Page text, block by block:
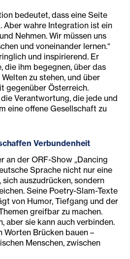
bedeutet, dass eine Seite
Aber wahre Integration ist ein
Nehmen. Wir müssen uns
und voneinander lernen.“
und inspirierend. Er
die ihm begegnen, über das
zu stehen, und über
gegenüber Österreich.
Verantwortung, die jede und
eine offene Gesellschaft zu
Verbundenheit
an der ORF-Show „Dancing
Sprache nicht nur eine
auszudrücken, sondern
Seine Poetry-Slam-Texte
von Humor, Tiefgang und der
greifbar zu machen.
aber sie kann auch verbinden.
Worten Brücken bauen –
Menschen, zwischen